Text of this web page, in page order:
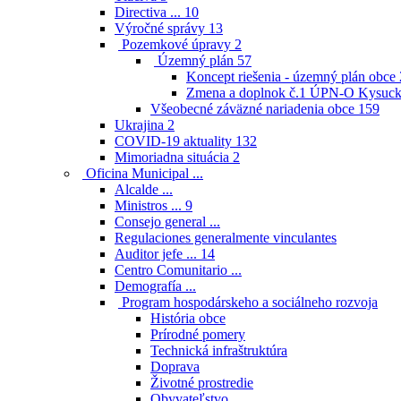
Directiva ... 10
Výročné správy 13
Pozemkové úpravy 2
Územný plán 57
Koncept riešenia - územný plán obce
Zmena a doplnok č.1 ÚPN-O
Všeobecné záväzné nariadenia obce 159
Ukrajina 2
COVID-19 aktuality 132
Mimoriadna situácia 2
Oficina Municipal ...
Alcalde ...
Ministros ... 9
Consejo general ...
Regulaciones generalmente vinculantes
Auditor jefe ... 14
Centro Comunitario ...
Demografía ...
Program hospodárskeho a sociálneho rozvoja
História obce
Prírodné pomery
Technická infraštruktúra
Doprava
Životné prostredie